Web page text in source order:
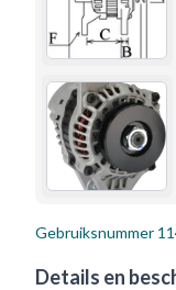
Gebruiksnummer
Details en